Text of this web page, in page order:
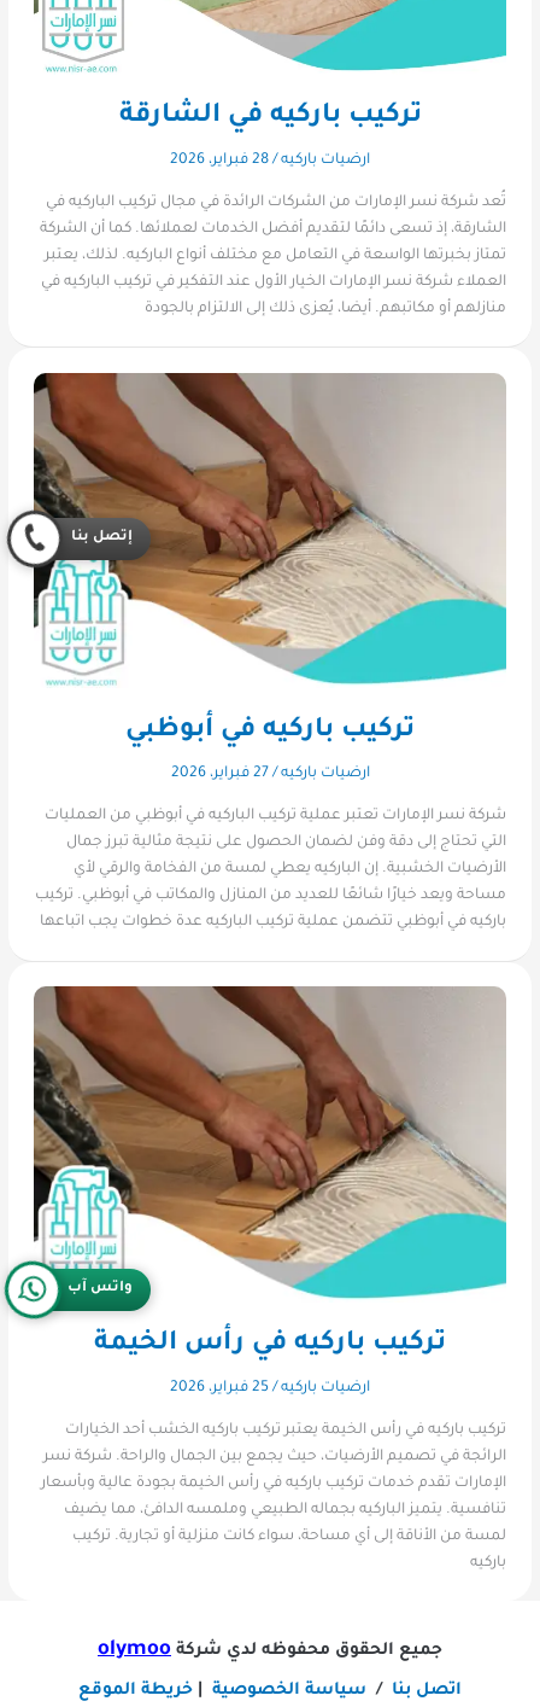
تركيب باركيه في الشارقة
ارضيات باركيه/28 فبراير، 2026
تُعد شركة نسر الإمارات من الشركات الرائدة في مجال تركيب الباركيه في
الشارقة، إذ تسعى دائمًا لتقديم أفضل الخدمات لعملائها. كما أن الشركة
تمتاز بخبرتها الواسعة في التعامل مع مختلف أنواع الباركيه. لذلك، يعتبر
العملاء شركة نسر الإمارات الخيار الأول عند التفكير في تركيب الباركيه في
منازلهم أو مكاتبهم. أيضا، يُعزى ذلك إلى الالتزام بالجودة
تركيب باركيه في أبوظبي
ارضيات باركيه / 27 فبراير، 2026
شركة نسر الإمارات تعتبر عملية تركيب الباركيه في أبوظبي من العمليات
التي تحتاج إلى دقة وفن لضمان الحصول على نتيجة مثالية تبرز جمال
الأرضيات الخشبية. إن الباركيه يعطي لمسة من الفخامة والرقي لأي
مساحة ويعد خيارًا شائعًا للعديد من المنازل والمكاتب في أبوظبي. تركيب
باركيه في أبوظبي تتضمن عملية تركيب الباركيه عدة خطوات يجب اتباعها
تركيب باركيه في رأس الخيمة
ارضيات باركيه /25 فبراير، 2026
تركيب باركيه في رأس الخيمة يعتبر تركيب باركيه الخشب أحد الخيارات
الرائجة في تصميم الأرضيات، حيث يجمع بين الجمال والراحة. شركة نسر
الإمارات تقدم خدمات تركيب باركيه في رأس الخيمة بجودة عالية وبأسعار
تنافسية. يتميز الباركيه بجماله الطبيعي وملمسه الدافئ، مما يضيف
لمسة من الأناقة إلى أي مساحة، سواء كانت منزلية أو تجارية. تركيب
باركيه
جميع الحقوق محفوظه لدي شركة olymoo
اتصل بنا / سياسة الخصوصية خريطة الموقع
واتس آب
إتصل بنا